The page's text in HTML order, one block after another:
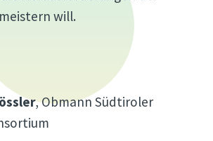
will.
, Obmann Südtiroler